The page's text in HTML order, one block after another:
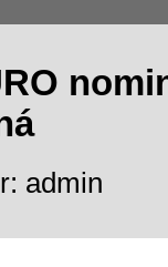
admin